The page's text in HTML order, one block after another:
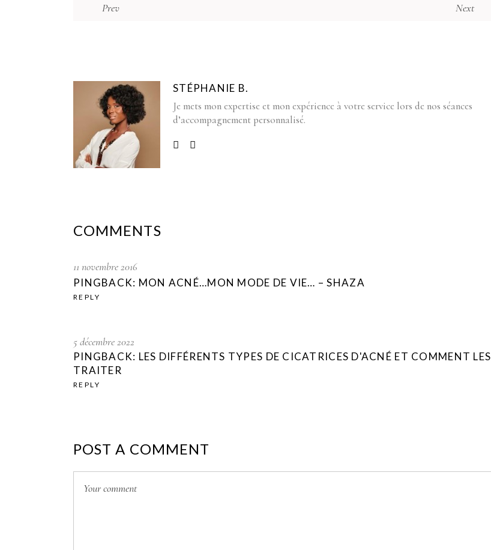
Prev Next
STÉPHANIE B.
Je mets mon expertise et mon expérience à votre service lors de nos séances
d’accompagnement personnalisé.
COMMENTS
11 novembre 2016
PINGBACK: MON ACNÉ…MON MODE DE VIE… – SHAZA
REPLY
5 décembre 2022
PINGBACK: LES DIFFÉRENTS TYPES DE CICATRICES D'ACNÉ ET COMMENT LES
TRAITER
REPLY
POST A COMMENT